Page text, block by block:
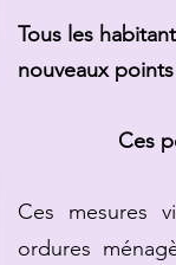
Tous les
nouveaux
Ces
Ces mesures
ordures